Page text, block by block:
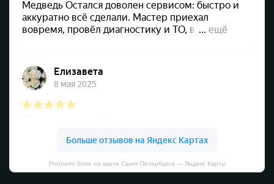
Protherm Store на карте Санкт‑Петербурга — Яндекс Карты